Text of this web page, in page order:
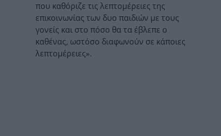
που καθόριζε τις λεπτομέρειες της
επικοινωνίας των δυο παιδιών με τους
γονείς και στο πόσο θα τα έβλεπε ο
καθένας, ωστόσο διαφωνούν σε κάποιες
λεπτομέρειες».